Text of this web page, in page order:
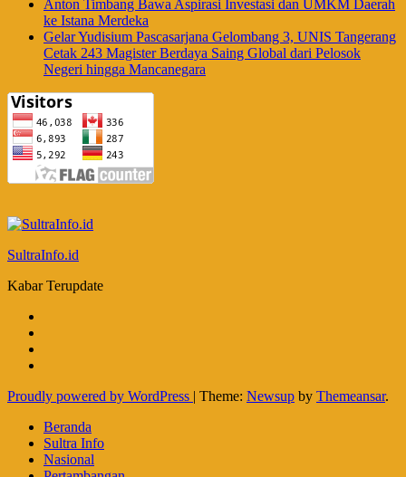
Anton Timbang Bawa Aspirasi Investasi dan UMKM Daerah
ke Istana Merdeka
Gelar Yudisium Pascasarjana Gelombang 3, UNIS Tangerang
Cetak 243 Magister Berdaya Saing Global dari Pelosok
Negeri hingga Mancanegara
SultraInfo.id
Kabar Terupdate
Proudly powered by WordPress | Theme: Newsup by Themeansar.
Beranda
Sultra Info
Nasional